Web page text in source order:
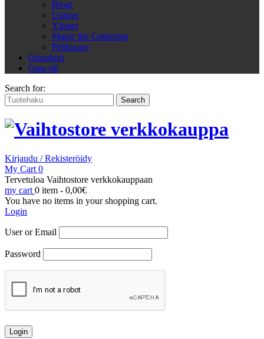
Blogi
Uutiset
Yleiset
Magic the Gathering
Pelihuone
Ostoskori
Oma tili
Search for:
Kirjaudu / Rekisteröidy
My Cart 0
Tervetuloa Vaihtostore verkkokauppaan
my cart 0 item - 0,00€
You have no items in your shopping cart.
Login
User or Email
Password